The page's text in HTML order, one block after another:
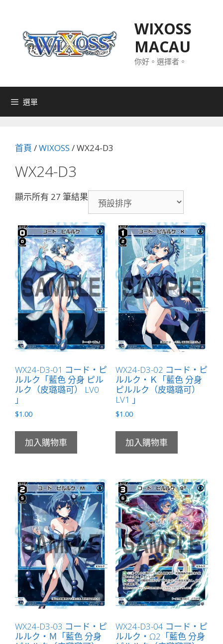
WIXOSS
MACAU
你好。選擇者。
選單
首頁 /WIXOSS / WX24-D3
WX24-D3
顯示所有 27 筆結果
WX24-D3-01 コード・ピ
ルルク「藍色 分身 ピル
ルク（皮璐璐可） LV0
」
$1.00
加入購物車
WX24-D3-02 コード・ピ
ルルク・Ｋ「藍色 分身
ピルルク（皮璐璐可）
LV1 」
$1.00
加入購物車
WX24-D3-03 コード・ピ
ルルク・Ｍ「藍色 分身
WX24-D3-04 コード・ピ
ルルク・Ω2「藍色 分身